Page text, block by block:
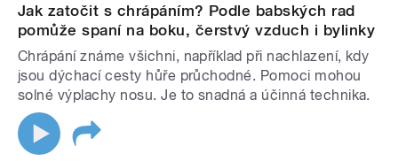
Jak zatočit s chrápáním? Podle babských rad
pomůže spaní na boku, čerstvý vzduch i bylinky
Chrápání známe všichni, například při nachlazení, kdy
jsou dýchací cesty hůře průchodné. Pomoci mohou
solné výplachy nosu. Je to snadná a účinná technika.